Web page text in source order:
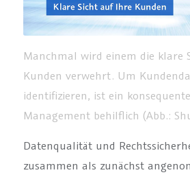
Manchmal wird einem die klare
Kunden verwehrt. Um
identifizieren, ist ein
Management behilflich (Abb.:
Datenqualität und
zusammen als zunächst